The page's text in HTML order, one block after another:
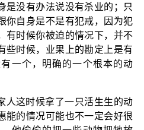
是没有办法说没有杀业的；只
你自身是不是有犯戒，因为犯
有时候你被迫的情况下，并不
些时候，业果上的勘定上是有
一个，明确的一个根本的动
人这时候拿了一只活生生的动
能的情况可能也不一定会好很